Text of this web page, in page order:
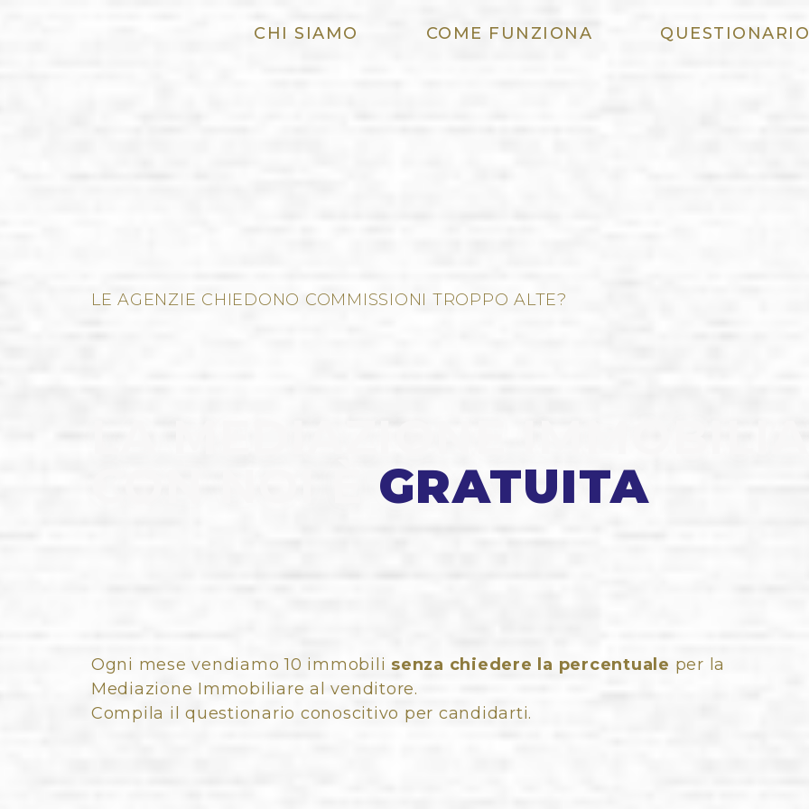
CHI SIAMO COME FUNZIONA
LE AGENZIE CHIEDONO COMMISSIONI TROPPO ALTE?
GRATUITA
Ogni mese vendiamo 10 immobili senza chiedere la percentuale per la
Mediazione Immobiliare al venditore.
Compila il questionario conoscitivo per candidarti.